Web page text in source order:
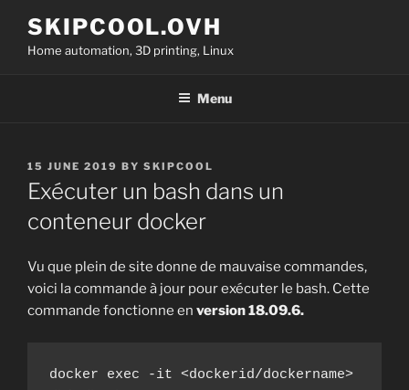
content
SKIPCOOL.OVH
Home automation, 3D printing, Linux
Menu
POSTED
ON
15 JUNE 2019 BY SKIPCOOL
Exécuter un bash dans un
conteneur docker
Vu que plein de site donne de mauvaise commandes,
voici la commande à jour pour exécuter le bash. Cette
commande fonctionne en version 18.09.6.
docker exec -it <dockerid/dockername>